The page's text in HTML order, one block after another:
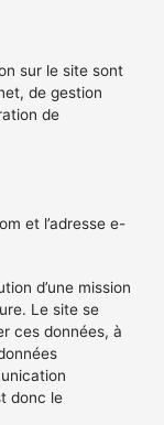
sur le site sont
de gestion
de
et l’adresse e-
d’une mission
Le site se
ces données, à
donc le